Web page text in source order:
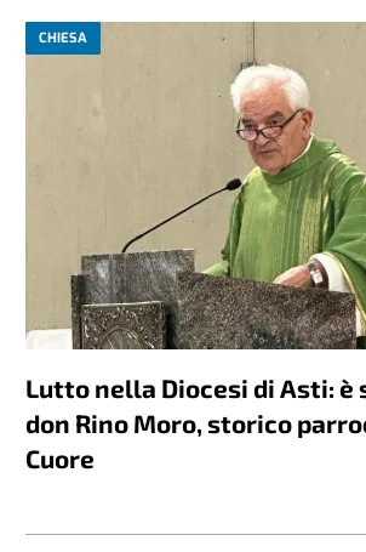
CHIESA
Lutto nella Diocesi di Asti: è
don Rino Moro, storico
Cuore